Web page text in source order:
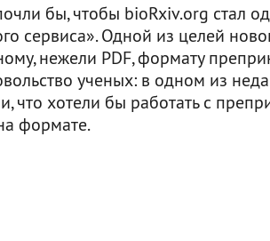
бы, чтобы bioRxiv.org стал
сервиса». Одной из целей
нежели PDF, формату
ученых: в одном из
что хотели бы работать с
формате.